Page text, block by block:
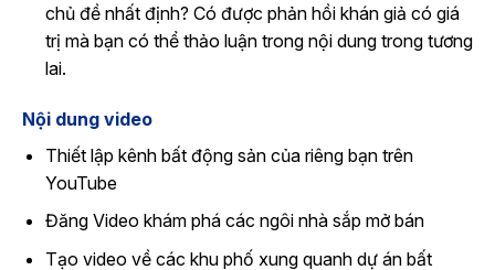
chủ đề nhất định? Có được phản hồi khán giả có giá
trị mà bạn có thể thảo luận trong nội dung trong tương
lai.
Nội dung video
Thiết lập kênh bất động sản của riêng bạn trên
YouTube
Đăng Video khám phá các ngôi nhà sắp mở bán
Tạo video về các khu phố xung quanh dự án bất